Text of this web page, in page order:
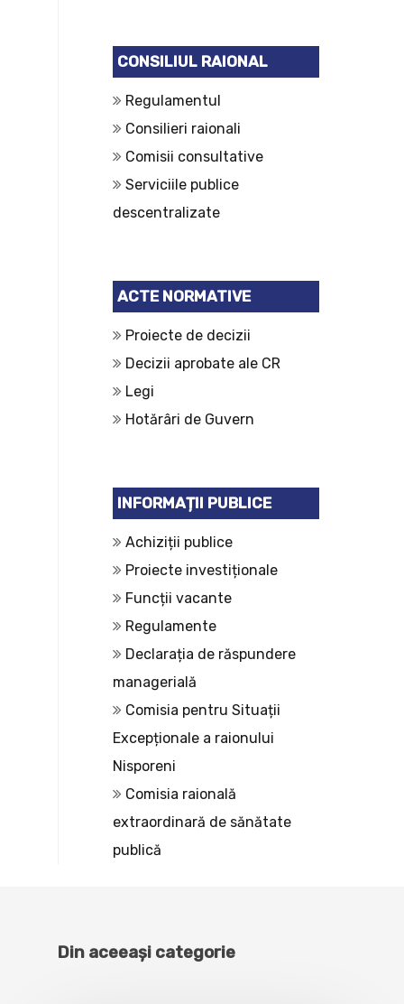
CONSILIUL RAIONAL
Regulamentul
Consilieri raionali
Comisii consultative
Serviciile publice
descentralizate
ACTE NORMATIVE
Proiecte de decizii
Decizii aprobate ale CR
Legi
Hotărâri de Guvern
INFORMAȚII PUBLICE
Achiziții publice
Proiecte investiționale
Funcții vacante
Regulamente
Declarația de răspundere
managerială
Comisia pentru Situații
Excepționale a raionului
Nisporeni
Comisia raională
extraordinară de sănătate
publică
Din aceeași categorie